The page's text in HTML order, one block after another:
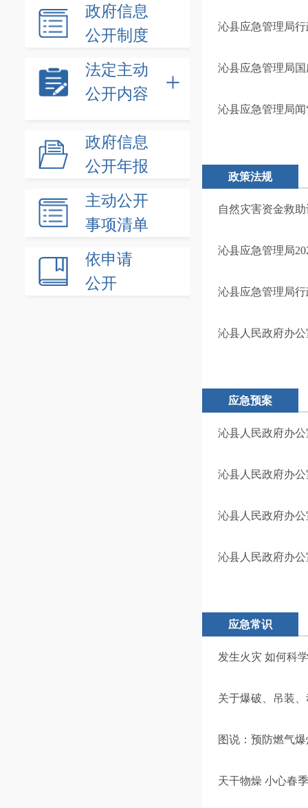
政府信息
公开制度
法定主动
公开内容
政府信息
公开年报
主动公开
事项清单
依申请
公开
沁县应急管理局
沁县应急管理局
沁县应急管理局闻
政策法规
自然灾害资金救
沁县应急管理局
沁县应急管理局
沁县人民政府办
应急预案
沁县人民政府办
沁县人民政府办
沁县人民政府办
沁县人民政府办
应急常识
发生火灾 如何科
关于爆破、吊装
图说：预防燃气
天干物燥 小心春